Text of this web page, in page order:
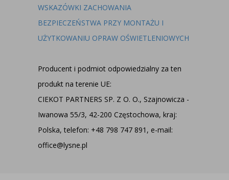
WSKAZÓWKI ZACHOWANIA
BEZPIECZEŃSTWA PRZY MONTAŻU I
UŻYTKOWANIU OPRAW OŚWIETLENIOWYCH
Producent i podmiot odpowiedzialny za ten
produkt na terenie UE:
CIEKOT PARTNERS SP. Z O. O., Szajnowicza -
Iwanowa 55/3, 42-200 Częstochowa, kraj:
Polska, telefon: +48 798 747 891, e-mail:
office@lysne.pl